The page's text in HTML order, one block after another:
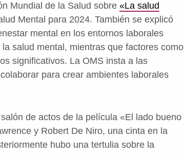
Mundial de la Salud sobre «La salud
Mental para 2024. También se explicó
mental en los entornos laborales
salud mental, mientras que factores como
significativos. La OMS insta a las
para crear ambientes laborales
de actos de la película «El lado bueno
y Robert De Niro, una cinta en la
hubo una tertulia sobre la